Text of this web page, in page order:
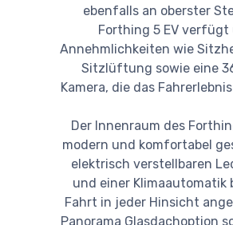
ebenfalls an oberster
Forthing 5 EV verfügt
Annehmlichkeiten wie
Sitzlüftung sowie eine
Kamera, die das
Der Innenraum des
modern und komfortabel
elektrisch verstellbaren
und einer Klimaautomatik
Fahrt in jeder Hinsicht
Panorama Glasdachoption